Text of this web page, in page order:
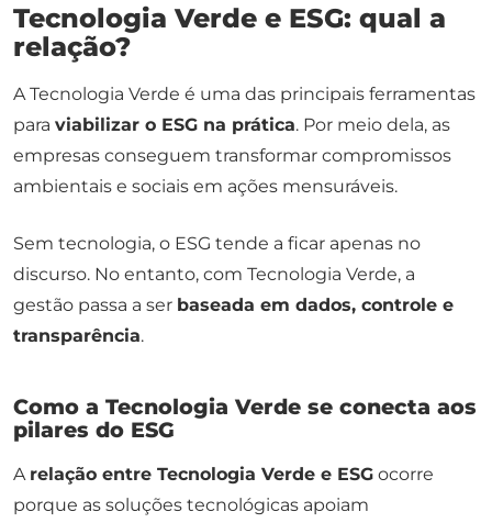
Tecnologia Verde e ESG: qual a
relação?
A Tecnologia Verde é uma das principais ferramentas
para viabilizar o ESG na prática. Por meio dela, as
empresas conseguem transformar compromissos
ambientais e sociais em ações mensuráveis.
Sem tecnologia, o ESG tende a ficar apenas no
discurso. No entanto, com Tecnologia Verde, a
gestão passa a ser baseada em dados, controle e
transparência.
Como a Tecnologia Verde se conecta aos
pilares do ESG
A relação entre Tecnologia Verde e ESG ocorre
porque as soluções tecnológicas apoiam